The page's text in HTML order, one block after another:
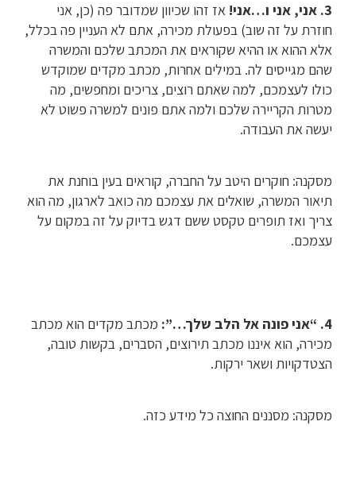
3. אני, אני ו…אני!
אז זהו שכיוון שמדובר פה (כן, אני
חוזרת על זה שוב) בפעולת מכירה, אתם לא העניין פה בכלל,
אלא ההוא או ההיא שקוראים את המכתב שלכם והמשרה
שהם מגייסים לה. במילים אחרות, מכתב מקדים שמוקדש
כולו לעצמכם, למה שאתם רוצים, צריכים ומחפשים, מה
מטרות הקריירה שלכם ולמה אתם פונים למשרה פשוט לא
יעשה את העבודה.
מסקנה: חוקרים היטב על החברה, קוראים בעין בוחנת את
תיאור המשרה, שואלים את עצמכם מה כואב לארגון, מה הוא
צריך ואז תופרים טקסט ששם דגש בדיוק על זה במקום על
עצמכם.
4. “אני פונה אל הלב שלך…”: מכתב מקדים הוא מכתב
מכירה, הוא איננו מכתב תירוצים, הסברים, בקשות טובה,
הצטדקויות ושאר ירקות.
מסקנה: מסננים החוצה כל מידע כזה.